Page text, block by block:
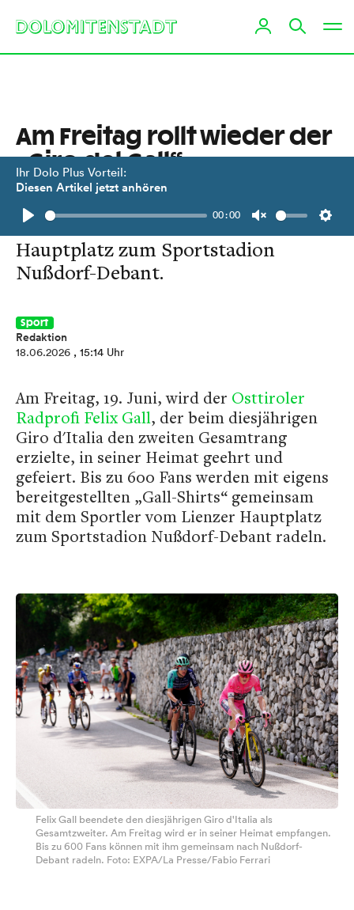
Ihr Dolo Plus Vorteil:
Diesen Artikel jetzt anhören
Play
00:00
Unmute
Am Freitag rollt wieder der
„Giro del Gall“
Bis zu 600 Fans radeln gemeinsam
mit Felix Gall vom Lienzer
Hauptplatz zum Sportstadion
Nußdorf-Debant.
Sport
Redaktion
18.06.2026 , 15:14 Uhr
Am Freitag, 19. Juni, wird der Osttiroler
Radprofi Felix Gall, der beim diesjährigen
Giro d'Italia den zweiten Gesamtrang
erzielte, in seiner Heimat geehrt und
gefeiert. Bis zu 600 Fans werden mit eigens
bereitgestellten „Gall-Shirts“ gemeinsam
mit dem Sportler vom Lienzer Hauptplatz
zum Sportstadion Nußdorf-Debant radeln.
Felix Gall beendete den diesjährigen Giro d'Italia als
Gesamtzweiter. Am Freitag wird er in seiner Heimat empfangen.
Bis zu 600 Fans können mit ihm gemeinsam nach Nußdorf-
Debant radeln. Foto: EXPA/La Presse/Fabio Ferrari